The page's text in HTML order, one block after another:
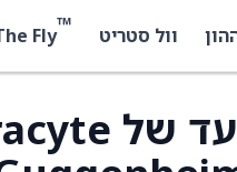
וול סטריט ™
Fly